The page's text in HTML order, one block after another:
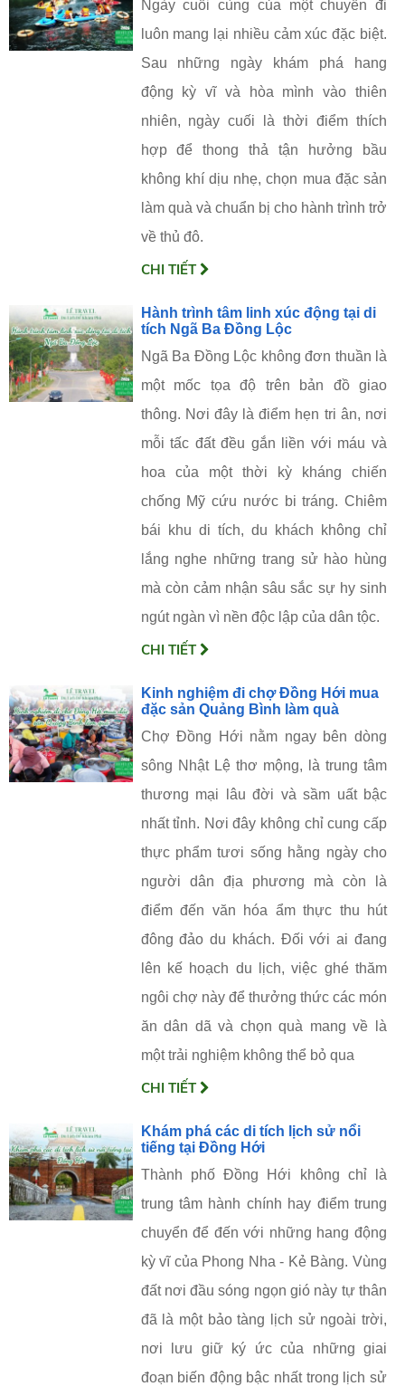
Ngày cuối cùng của một chuyến đi
luôn mang lại nhiều cảm xúc đặc biệt.
Sau những ngày khám phá hang
động kỳ vĩ và hòa mình vào thiên
nhiên, ngày cuối là thời điểm thích
hợp để thong thả tận hưởng bầu
không khí dịu nhẹ, chọn mua đặc sản
làm quà và chuẩn bị cho hành trình trở
về thủ đô.
CHI TIẾT
Hành trình tâm linh xúc động tại di
tích Ngã Ba Đồng Lộc
Ngã Ba Đồng Lộc không đơn thuần là
một mốc tọa độ trên bản đồ giao
thông. Nơi đây là điểm hẹn tri ân, nơi
mỗi tấc đất đều gắn liền với máu và
hoa của một thời kỳ kháng chiến
chống Mỹ cứu nước bi tráng. Chiêm
bái khu di tích, du khách không chỉ
lắng nghe những trang sử hào hùng
mà còn cảm nhận sâu sắc sự hy sinh
ngút ngàn vì nền độc lập của dân tộc.
CHI TIẾT
Kinh nghiệm đi chợ Đồng Hới mua
đặc sản Quảng Bình làm quà
Chợ Đồng Hới nằm ngay bên dòng
sông Nhật Lệ thơ mộng, là trung tâm
thương mại lâu đời và sầm uất bậc
nhất tỉnh. Nơi đây không chỉ cung cấp
thực phẩm tươi sống hằng ngày cho
người dân địa phương mà còn là
điểm đến văn hóa ẩm thực thu hút
đông đảo du khách. Đối với ai đang
lên kế hoạch du lịch, việc ghé thăm
ngôi chợ này để thưởng thức các món
ăn dân dã và chọn quà mang về là
một trải nghiệm không thể bỏ qua
CHI TIẾT
Khám phá các di tích lịch sử nổi
tiếng tại Đồng Hới
Thành phố Đồng Hới không chỉ là
trung tâm hành chính hay điểm trung
chuyển để đến với những hang động
kỳ vĩ của Phong Nha - Kẻ Bàng. Vùng
đất nơi đầu sóng ngọn gió này tự thân
đã là một bảo tàng lịch sử ngoài trời,
nơi lưu giữ ký ức của những giai
đoạn biến động bậc nhất trong lịch sử